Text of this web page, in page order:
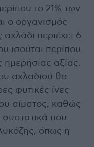
το 21% των
ο οργανισμός
περιέχει 6
ισούται περίπου
ημερήσιας αξίας.
αχλαδιού θα
φυτικές ίνες
αίματος, καθώς
συστατικά που
όπως η